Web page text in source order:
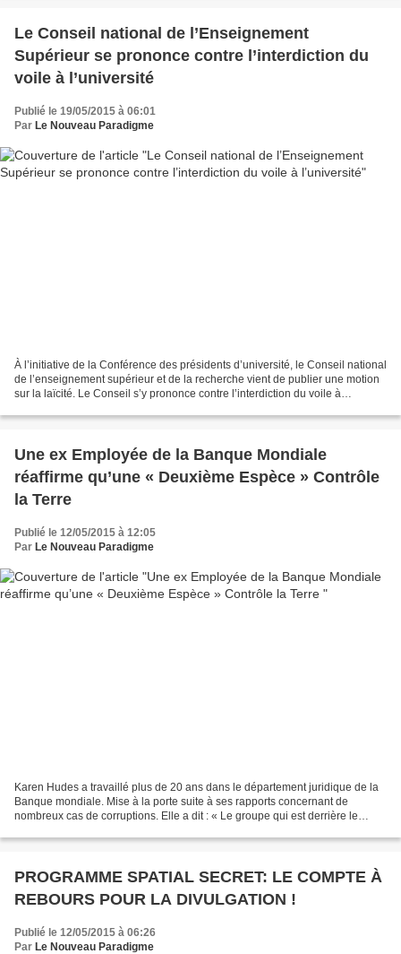
Le Conseil national de l’Enseignement
Supérieur se prononce contre l’interdiction du
voile à l’université
Publié le 19/05/2015 à 06:01
Par Le Nouveau Paradigme
À l’initiative de la Conférence des présidents d’université, le Conseil national
de l’enseignement supérieur et de la recherche vient de publier une motion
sur la laïcité. Le Conseil s’y prononce contre l’interdiction du voile à
Une ex Employée de la Banque Mondiale
réaffirme qu’une « Deuxième Espèce » Contrôle
la Terre
Publié le 12/05/2015 à 12:05
Par Le Nouveau Paradigme
Karen Hudes a travaillé plus de 20 ans dans le département juridique de la
Banque mondiale. Mise à la porte suite à ses rapports concernant de
nombreux cas de corruptions. Elle a dit : « Le groupe qui est derrière le
PROGRAMME SPATIAL SECRET: LE COMPTE À
REBOURS POUR LA DIVULGATION !
Publié le 12/05/2015 à 06:26
Par Le Nouveau Paradigme